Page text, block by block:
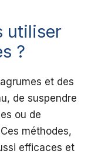
utiliser
?
et des
de suspendre
ou de
méthodes,
efficaces et